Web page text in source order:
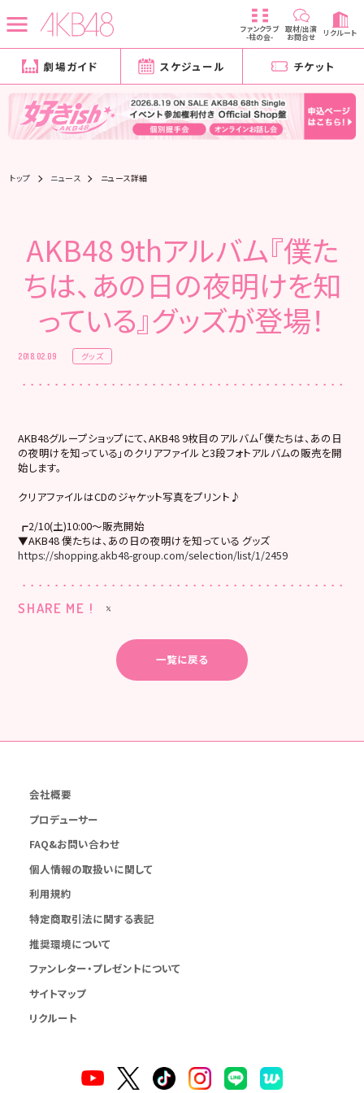
ファンクラブ
-柱の会-
取材/出演
お問合せ リクルート
劇場ガイド スケジュール チケット
トップ ニュース ニュース詳細
AKB48 9thアルバム『僕た
ちは、あの日の夜明けを知
っている』グッズが登場！
2018.02.09 グッズ
AKB48グループショップにて、AKB48 9枚目のアルバム「僕たちは、あの日
の夜明けを知っている」のクリアファイルと3段フォトアルバムの販売を開
始します。
クリアファイルはCDのジャケット写真をプリント♪
┏2/10(土)10:00～販売開始
▼AKB48 僕たちは、あの日の夜明けを知っている グッズ
https://shopping.akb48-group.com/selection/list/1/2459
SHARE ME !
一覧に戻る
会社概要
プロデューサー
FAQ&お問い合わせ
個人情報の取扱いに関して
利用規約
特定商取引法に関する表記
推奨環境について
ファンレター・プレゼントについて
サイトマップ
リクルート